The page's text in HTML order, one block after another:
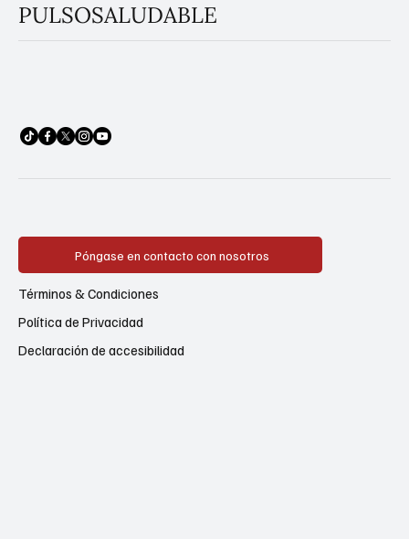
PULSOSALUDABLE
Póngase en contacto con nosotros
Política de Privacidad
Términos & Condiciones
Declaración de accesibilidad